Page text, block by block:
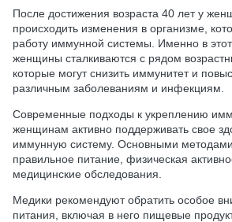
После достижения возраста 40 лет у
происходить изменения в организме,
работу иммунной системы. Именно в
женщины сталкиваются с рядом
которые могут снизить иммунитет и
различным заболеваниям и инфекциям.
Современные подходы к укреплению
женщинам активно поддерживать свое
иммунную систему. Основными
правильное питание, физическая
медицинские обследования.
Медики рекомендуют обратить особое
питания, включая в него пищевые